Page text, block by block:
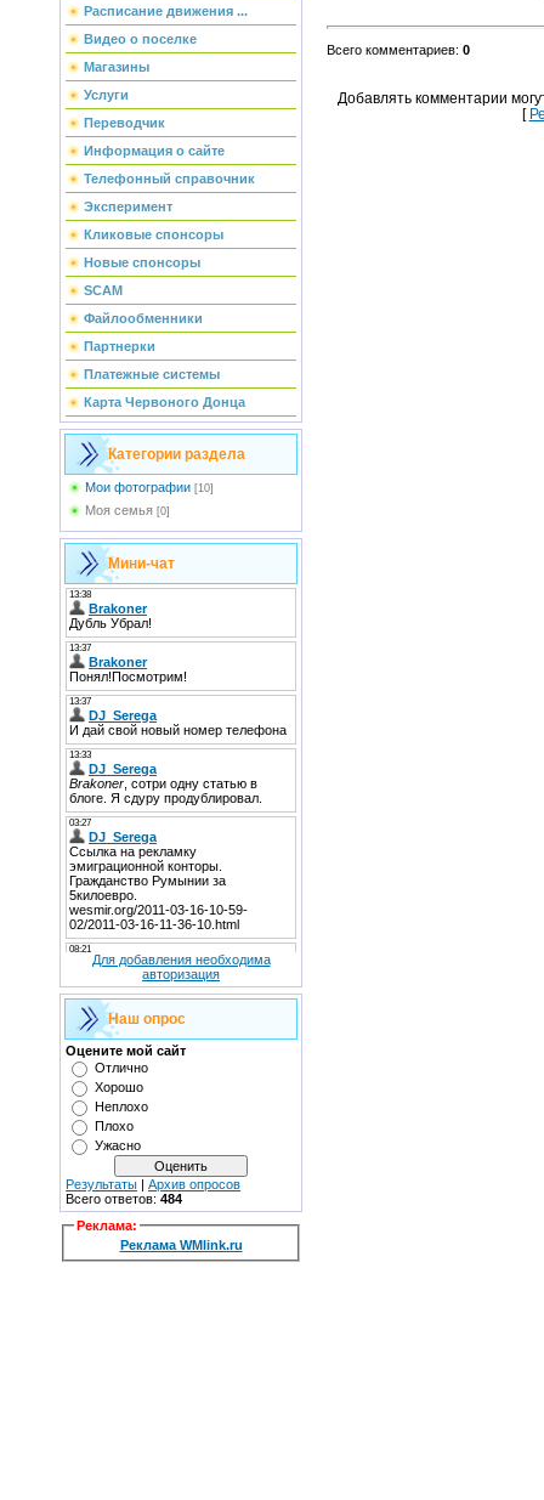
Расписание движения ...
Видео о поселке
Магазины
Услуги
Переводчик
Информация о сайте
Телефонный справочник
Эксперимент
Кликовые спонсоры
Новые спонсоры
SCAM
Файлообменники
Партнерки
Платежные системы
Карта Червоного Донца
Категории раздела
Мои фотографии [10]
Моя семья [0]
Мини-чат
Для добавления необходима
авторизация
Наш опрос
Оцените мой сайт
Отлично
Хорошо
Неплохо
Плохо
Ужасно
Результаты | Архив опросов
Всего ответов: 484
Реклама:
Реклама WMlink.ru
Всего комментариев: 0
Добавлять комментарии
[